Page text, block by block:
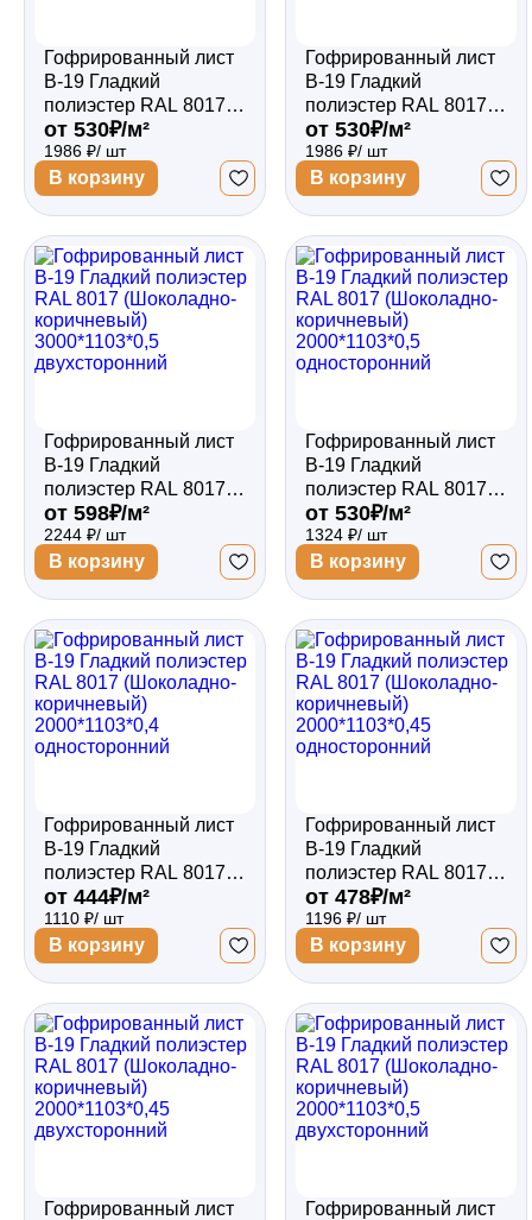
Гофрированный лист
В-19 Гладкий
полиэстер RAL 8017
(Шоколадно-
коричневый)
3000*1103*0,5
односторонний
от 530₽/м²
1986 ₽/ шт
В корзину
Гофрированный лист
В-19 Гладкий
полиэстер RAL 8017
(Шоколадно-
коричневый)
3000*1103*0,45
двухсторонний
от 530₽/м²
1986 ₽/ шт
В корзину
Гофрированный лист
В-19 Гладкий
полиэстер RAL 8017
(Шоколадно-
коричневый)
3000*1103*0,5
двухсторонний
от 598₽/м²
2244 ₽/ шт
В корзину
Гофрированный лист
В-19 Гладкий
полиэстер RAL 8017
(Шоколадно-
коричневый)
2000*1103*0,5
односторонний
от 530₽/м²
1324 ₽/ шт
В корзину
Гофрированный лист
В-19 Гладкий
полиэстер RAL 8017
(Шоколадно-
коричневый)
2000*1103*0,4
односторонний
от 444₽/м²
1110 ₽/ шт
В корзину
Гофрированный лист
В-19 Гладкий
полиэстер RAL 8017
(Шоколадно-
коричневый)
2000*1103*0,45
односторонний
от 478₽/м²
1196 ₽/ шт
В корзину
Гофрированный лист
Гофрированный лист